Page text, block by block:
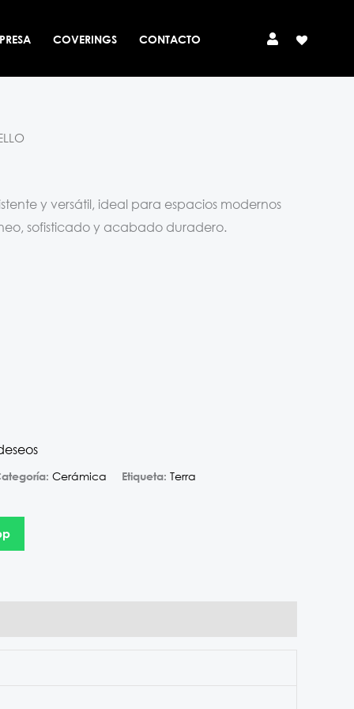
COVERINGS CONTACTO
y versátil, ideal para espacios modernos
sofisticado y acabado duradero.
Cerámica Etiqueta: Terra